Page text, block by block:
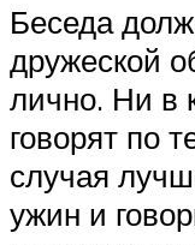
Беседа
дружеской
лично. Ни в
говорят по
случая
ужин и